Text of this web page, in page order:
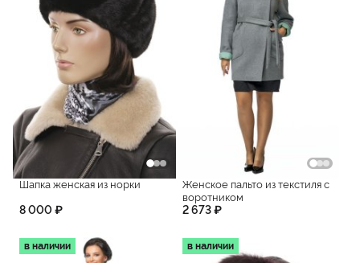
Шапка женская из норки
8 000 ₽
Женское пальто из текстиля с
воротником
2 673 ₽
в наличии в наличии